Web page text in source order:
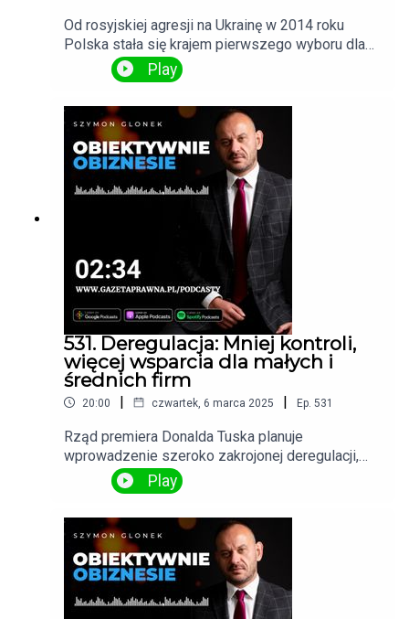
Od rosyjskiej agresji na Ukrainę w 2014 roku
Polska stała się krajem pierwszego wyboru dla
ukraińskich pracowników i przedsiębiorców.
Obecnie 78% Ukraińców w Polsce jest aktywnych
zawodowo, a ich składki do Zakładu
Ubezpieczeń Społecznych (ZUS) stanowią około
5% wpływów do Funduszu Ubezpieczeń
Społecznych (FUS). Jakie jeszcze liczby
pokazują znaczenie ukraińskiej obecności dla
polskiej gospodarki?
Play
531. Deregulacja: Mniej kontroli,
więcej wsparcia dla małych i
średnich firm
20:00 | czwartek, 6 marca 2025 | Ep. 531
Rząd premiera Donalda Tuska planuje
wprowadzenie szeroko zakrojonej deregulacji,
która ma na celu poprawę warunków dla
przedsiębiorców. Na początek ma zostać
przedstawionych około 300 priorytetowych
propozycji. Czy deregulacja faktycznie dojdzie do
skutku i jakie będą jej kluczowe aspekty? O tych
zagadnieniach w rozmowie z Szymonem
Glonkiem mówiła Hanna Mojsiuk, prezes
Północnej Izby Gospodarczej.
Play